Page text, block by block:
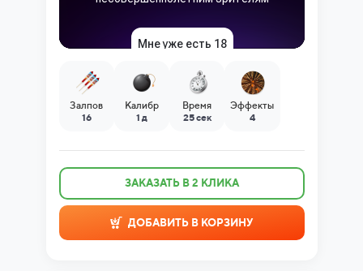
Залпов
16
Калибр
1 д
Время
25 сек
Эффекты
4
ЗАКАЗАТЬ В 2 КЛИКА
ДОБАВИТЬ В КОРЗИНУ